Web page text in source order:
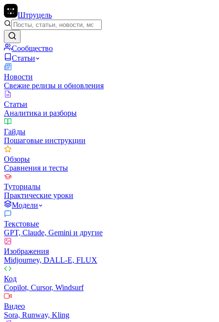
Штруцель
Сообщество
Статьи
Новости
Свежие релизы и обновления
Статьи
Аналитика и разборы
Гайды
Пошаговые инструкции
Обзоры
Сравнения и тесты
Туториалы
Практические уроки
Модели
Текстовые
GPT, Claude, Gemini и другие
Изображения
Midjourney, DALL-E, FLUX
Код
Copilot, Cursor, Windsurf
Видео
Sora, Runway, Kling